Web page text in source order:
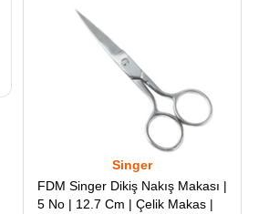
Mini Ütü Olab
Solenoid Valf | 1/8'' |
Süper Mini Ütü
Kazanında Buhar
Kullanılmaktadır.
767,74 TL
Singer
FDM Singer Dikiş Nakış Makası |
5 No | 12.7 Cm | Çelik Makas |